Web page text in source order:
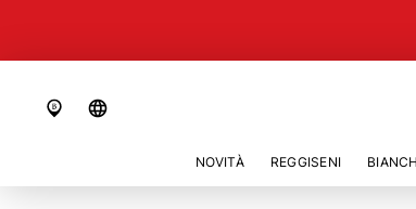
language
NOVITÀ REGGISENI